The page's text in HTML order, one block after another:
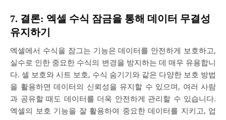
7. 결론: 엑셀 수식 잠금을 통해 데이터 무결성
유지하기
엑셀에서 수식을 잠그는 기능은 데이터를 안전하게 보호하고,
실수로 인한 중요한 수식의 변경을 방지하는 데 매우 유용합니
다. 셀 보호와 시트 보호, 수식 숨기기와 같은 다양한 보호 방법
을 활용하면 데이터의 신뢰성을 유지할 수 있으며, 여러 사람
과 공유할 때도 데이터를 더욱 안전하게 관리할 수 있습니다.
엑셀의 보호 기능을 잘 활용하여 중요한 데이터를 지키고, 업